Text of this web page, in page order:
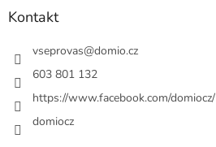
Kontakt
vseprovas@domio.cz
603 801 132
https://www.facebook.com/domiocz/
domiocz